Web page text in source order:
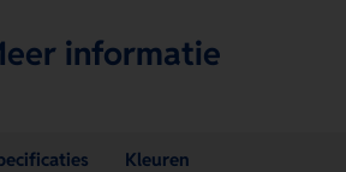
informatie
Kleuren